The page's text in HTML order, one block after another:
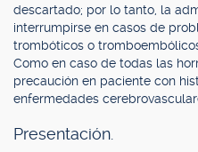
descartado; por lo tanto, la
interrumpirse en casos de
trombóticos o
Como en caso de todas las
precaución en paciente con
enfermedades
Presentación.